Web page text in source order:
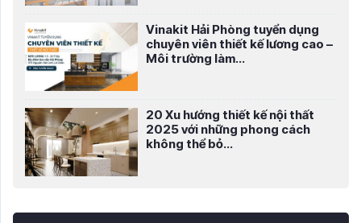
Vinakit Hải Phòng tuyển dụng
chuyên viên thiết kế lương cao –
Môi trường làm...
20 Xu hướng thiết kế nội thất
2025 với những phong cách
không thể bỏ...